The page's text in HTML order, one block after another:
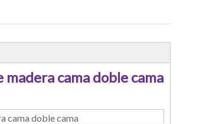
cama doble cama
cama doble cama